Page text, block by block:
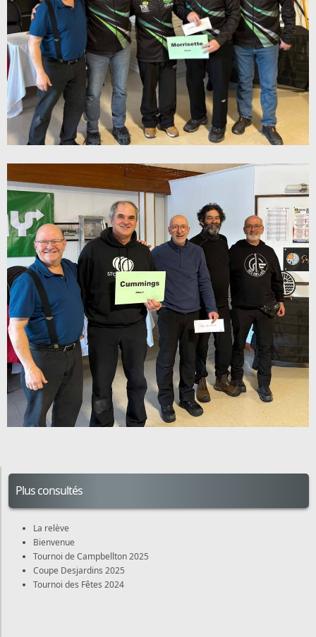
Plus consultés
La relève
Bienvenue
Tournoi de Campbellton 2025
Coupe Desjardins 2025
Tournoi des Fêtes 2024